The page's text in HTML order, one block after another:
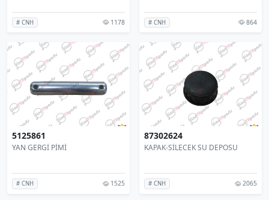
# CNH 1178 # CNH 864
5125861
YAN GERGİ PİMİ
# CNH 1525
87302624
KAPAK-SİLECEK SU DEPOSU
# CNH 2065